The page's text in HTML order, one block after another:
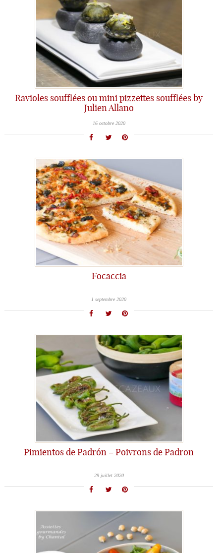
Ravioles soufflées ou mini pizzettes soufflées by
Julien Allano
16 octobre 2020
Focaccia
1 septembre 2020
Pimientos de Padrón – Poivrons de Padron
29 juillet 2020